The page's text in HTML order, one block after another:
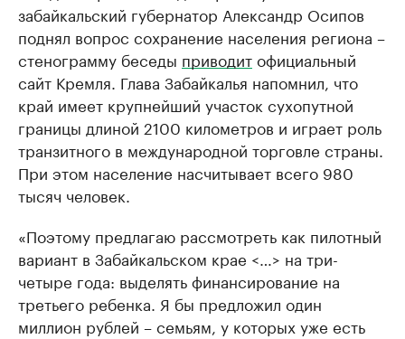
забайкальский губернатор Александр Осипов
поднял вопрос сохранение населения региона –
стенограмму беседы приводитофициальный
сайт Кремля. Глава Забайкалья напомнил, что
край имеет крупнейший участок сухопутной
границы длиной 2100 километров и играет роль
транзитного в международной торговле страны.
При этом население насчитывает всего 980
тысяч человек.
«Поэтому предлагаю рассмотреть как пилотный
вариант в Забайкальском крае <…> на три-
четыре года: выделять финансирование на
третьего ребенка. Я бы предложил один
миллион рублей – семьям, у которых уже есть